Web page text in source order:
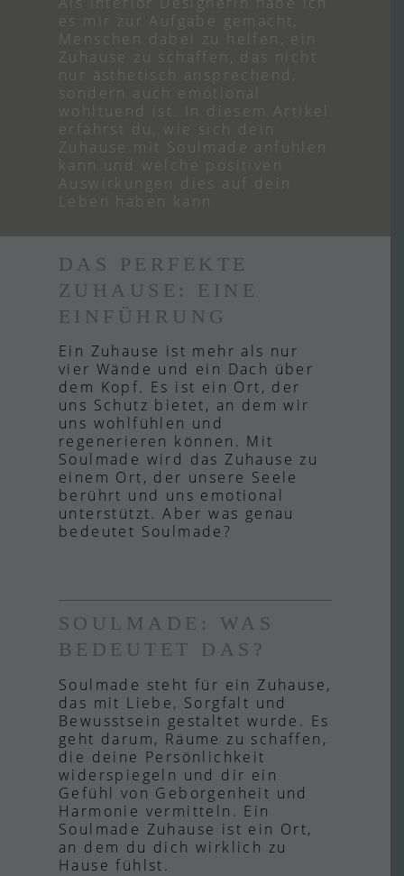
es mir zur Aufgabe gemacht,
Menschen dabei zu helfen, ein
Zuhause zu schaffen, das nicht
nur ästhetisch ansprechend,
sondern auch emotional
wohltuend ist. In diesem Artikel
erfährst du, wie sich dein
Zuhause mit Soulmade anfühlen
kann und welche positiven
Auswirkungen dies auf dein
Leben haben kann.
DAS PERFEKTE
ZUHAUSE: EINE
EINFÜHRUNG
Ein Zuhause ist mehr als nur
vier Wände und ein Dach über
dem Kopf. Es ist ein Ort, der
uns Schutz bietet, an dem wir
uns wohlfühlen und
regenerieren können. Mit
Soulmade wird das Zuhause zu
einem Ort, der unsere Seele
berührt und uns emotional
unterstützt. Aber was genau
bedeutet Soulmade?
SOULMADE: WAS
BEDEUTET DAS?
Soulmade steht für ein Zuhause,
das mit Liebe, Sorgfalt und
Bewusstsein gestaltet wurde. Es
geht darum, Räume zu schaffen,
die deine Persönlichkeit
widerspiegeln und dir ein
Gefühl von Geborgenheit und
Harmonie vermitteln. Ein
Soulmade Zuhause ist ein Ort,
an dem du dich wirklich zu
Hause fühlst.